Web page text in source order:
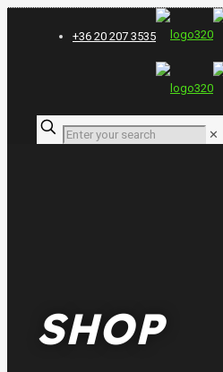
+36 20 207 3535
✕
SHOP